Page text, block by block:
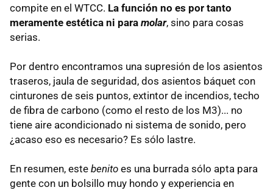
compite en el WTCC. La función no es por tanto
meramente estética ni para molar, sino para cosas
serias.
Por dentro encontramos una supresión de los asientos
traseros, jaula de seguridad, dos asientos báquet con
cinturones de seis puntos, extintor de incendios, techo
de fibra de carbono (como el resto de los M3)... no
tiene aire acondicionado ni sistema de sonido, pero
¿acaso eso es necesario? Es sólo lastre.
En resumen, este benito es una burrada sólo apta para
gente con un bolsillo muy hondo y experiencia en